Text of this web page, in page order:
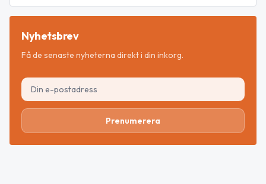
Nyhetsbrev
Få de senaste nyheterna direkt i din inkorg.
Prenumerera